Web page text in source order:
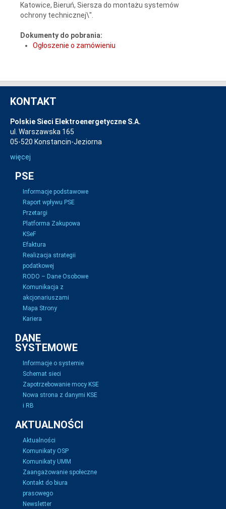
Katowice, Bieruń, Siersza do montażu systemów
ochrony technicznej\".
Dokumenty do pobrania:
Ogłoszenie o zamówieniu
KONTAKT
Polskie Sieci Elektroenergetyczne S.A.
ul. Warszawska 165
05-520 Konstancin-Jeziorna
więcej
PSE
Informacje podstawowe
Raport wpływu PSE
Przetargi
Platforma Zakupowa
KSeF
Efaktura
Realizacja strategii
podatkowej
RODO – Dane Osobowe
Komunikacja z
akcjonariuszami
Mapa Strony
Kariera
DANE
SYSTEMOWE
Informacje o systemie
Schemat sieci
Zapotrzebowanie mocy KSE
Nowa strona z danymi KSE
i RB
AKTUALNOŚCI
Aktualności
Komunikaty OSP
Komunikaty UMM
Zaangażowanie społeczne
Kontakt do biura
prasowego
Newsletter